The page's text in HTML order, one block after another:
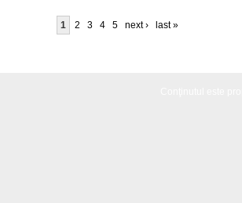
1 2 3 4 5 next › last »